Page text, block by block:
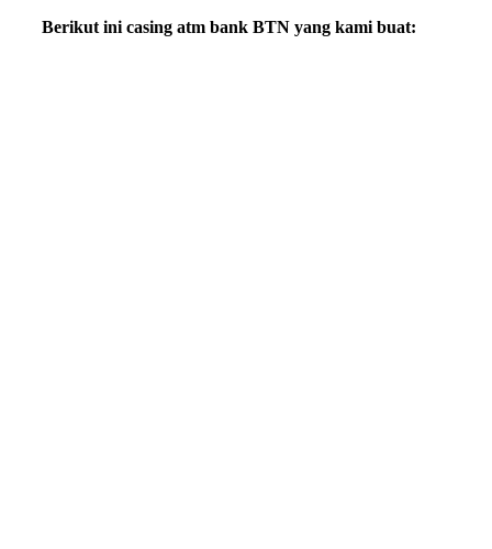
Berikut ini casing atm bank BTN yang kami buat: